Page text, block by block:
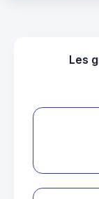
Les